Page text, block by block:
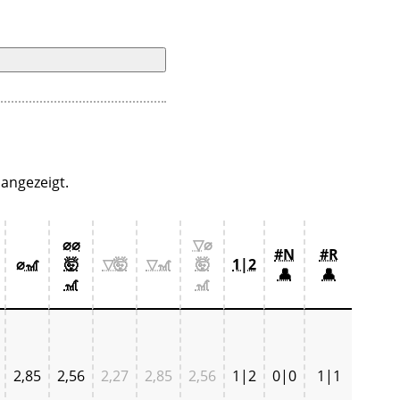
⌀🎢
⌀⌀
🤯
🎢
▽🤯 ▽🎢
▽⌀
🤯
🎢
1|2
#N
👤
#R
👤
2,85 2,56 2,27 2,85 2,56 1|2 0|0 1|1